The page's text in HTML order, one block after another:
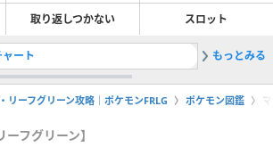
取り返しつかない スロット
ート 2ポケモ
もっとみる
リーフグリーン攻略｜ポケモンFRLG ポケモン図鑑
ーフグリーン】